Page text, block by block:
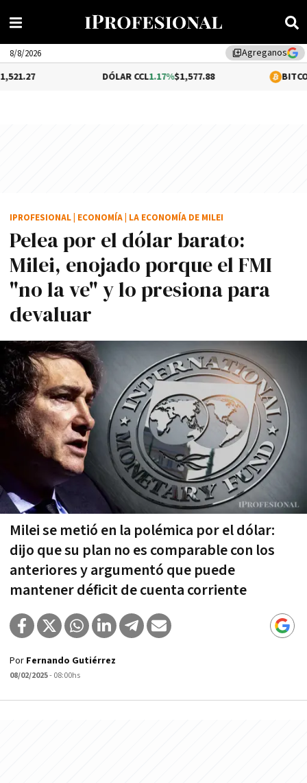
library_addAgreganos
8/8/2026
1.17%$1,577.88 0.05%
Pelea por el dólar barato:
Milei, enojado porque el FMI
"no la ve" y lo presiona para
devaluar
Milei se metió en la polémica por el dólar:
dijo que su plan no es comparable con los
anteriores y argumentó que puede
mantener déficit de cuenta corriente
IPROFESIONAL ECONOMÍA LA ECONOMÍA DE MILEI
Por Fernando Gutiérrez
08/02/2025- 08:00hs